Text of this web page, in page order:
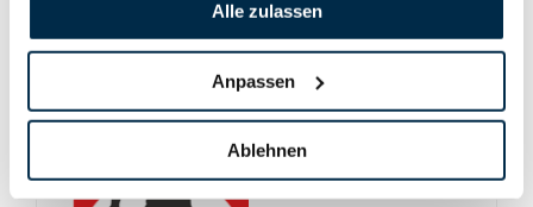
Alle zulassen
Anpassen
Ablehnen